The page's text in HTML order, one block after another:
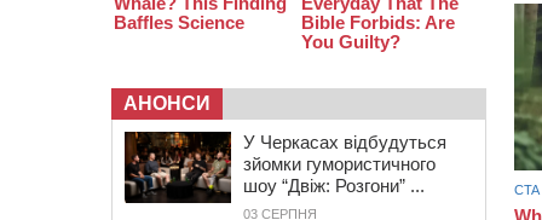
АНОНСИ
У Черкасах відбудуться
зйомки гумористичного
шоу “Двіж: Розгони” ...
03 СЕРПНЯ